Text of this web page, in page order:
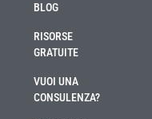
BLOG
RISORSE
GRATUITE
VUOI UNA
CONSULENZA?